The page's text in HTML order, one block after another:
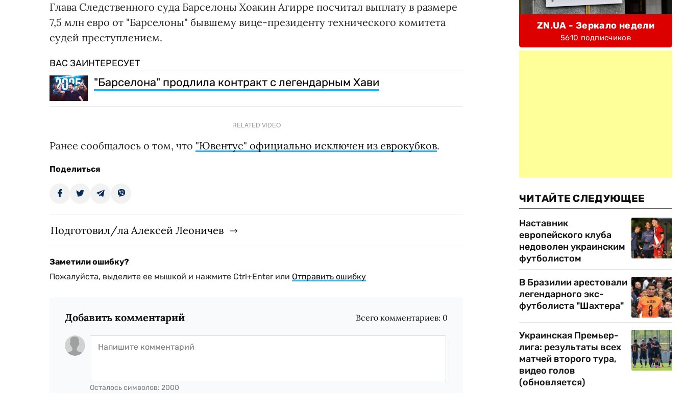
Глава Следственного суда Барселоны Хоакин Агирре посчитал выплату в размере
7,5 млн евро от "Барселоны" бывшему вице-президенту технического комитета
судей преступлением.
ВАС ЗАИНТЕРЕСУЕТ
"Барселона" продлила контракт с легендарным Хави
RELATED VIDEO
Ранее сообщалось о том, что "Ювентус" официально исключен из еврокубков.
Поделиться
Подготовил/ла Алексей Леоничев
Заметили ошибку?
Пожалуйста, выделите ее мышкой и нажмите Ctrl+Enter или Отправить ошибку
Добавить комментарий Всего комментариев: 0
Осталось символов: 2000
ZN.UA - Зеркало недели
5610 подписчиков
ЧИТАЙТЕ СЛЕДУЮЩЕЕ
Наставник
европейского клуба
недоволен украинским
футболистом
В Бразилии арестовали
легендарного экс-
футболиста "Шахтера"
Украинская Премьер-
лига: результаты всех
матчей второго тура,
видео голов
(обновляется)